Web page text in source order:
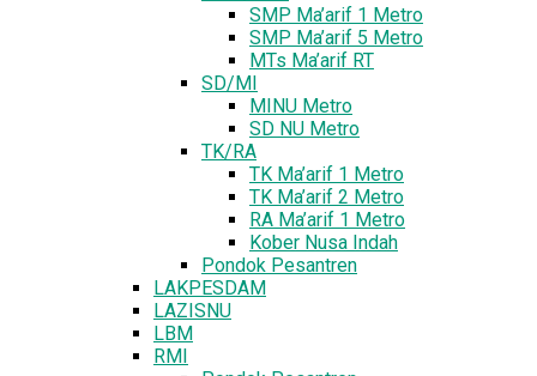
SMP Ma’arif 1 Metro
SMP Ma’arif 5 Metro
MTs Ma’arif RT
SD/MI
MINU Metro
SD NU Metro
TK/RA
TK Ma’arif 1 Metro
TK Ma’arif 2 Metro
RA Ma’arif 1 Metro
Kober Nusa Indah
Pondok Pesantren
LAKPESDAM
LAZISNU
LBM
RMI